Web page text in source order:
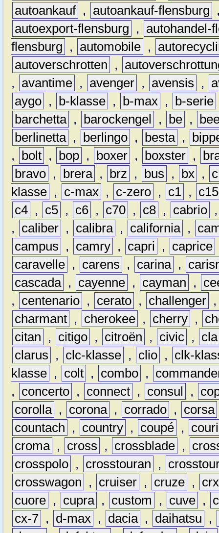
autoankauf , autoankauf-flensburg
autoexport-flensburg
,
autohandel-
flensburg
, automobile ,
autoverschrotten
,
,
avantime , avenger , avensis ,
aygo , b-klasse , b-max , b-serie
barchetta , barockengel , be ,
berlinetta , berlingo , besta ,
,
bolt , bop , boxer , boxster ,
bravo , brera , brz , bus , bx ,
c
klasse , c-max , c-zero , c1 ,
c15
c4 , c5 , c6 , c70 , c8 , cabrio
,
caliber , calibra , california ,
campus
, camry , capri , caprice
caravelle , carens , carina ,
cascada , cayenne , cayman ,
,
centenario , cerato , challenger
charmant , cherokee , cherry ,
citan
, citigo , citroën , civic ,
cla
clarus
, clc-klasse , clio ,
clk-
klasse , colt , combo ,
,
concerto , connect , consul ,
corolla , corona , corrado , corsa
countach
, country , coupé ,
croma , cross , crossblade ,
crosspolo , crosstouran ,
crosswagon
, cruiser , cruze ,
crx
cuore , cupra , custom , cuve ,
cx-7 , d-max , dacia , daihatsu
,